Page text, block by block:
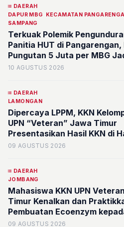
DAERAH
DAPUR MBG
KECAMATAN
SAMPANG
Terkuak Polemik
Panitia HUT di Pangarengan,
Pungutan 5 Juta per MBG
Sorotan
10 AGUSTUS 2026
DAERAH
LAMONGAN
Dipercaya LPPM, KKN
UPN “Veteran” Jawa Timur
Presentasikan Hasil KKN di
Bupati Lamongan dan Jajaran
09 AGUSTUS 2026
DAERAH
JOMBANG
Mahasiswa KKN UPN
Timur Kenalkan dan
Pembuatan Ecoenzym
Kelompok Tani dan Ibu PKK di
09 AGUSTUS 2026